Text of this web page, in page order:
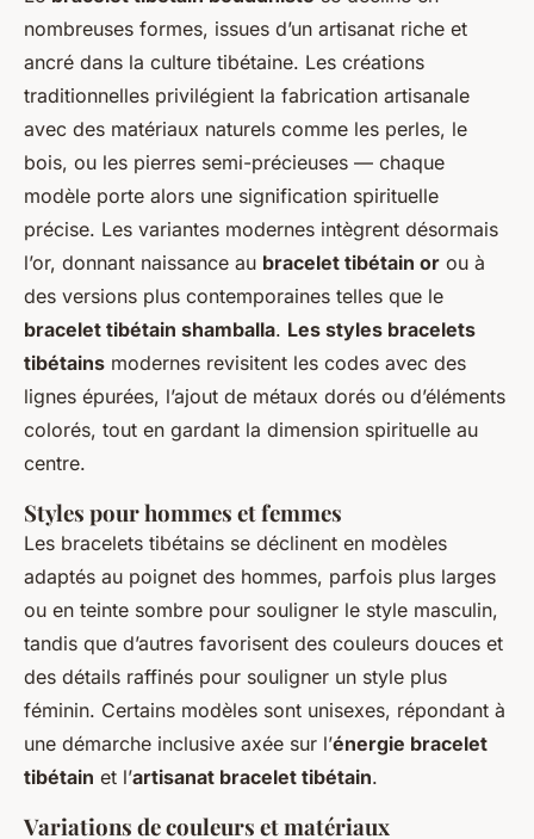
nombreuses formes, issues d’un artisanat riche et
ancré dans la culture tibétaine. Les créations
traditionnelles privilégient la fabrication artisanale
avec des matériaux naturels comme les perles, le
bois, ou les pierres semi-précieuses — chaque
modèle porte alors une signification spirituelle
précise. Les variantes modernes intègrent désormais
l’or, donnant naissance au bracelet tibétain or ou à
des versions plus contemporaines telles que le
bracelet tibétain shamballa. Les styles bracelets
tibétains modernes revisitent les codes avec des
lignes épurées, l’ajout de métaux dorés ou d’éléments
colorés, tout en gardant la dimension spirituelle au
centre.
Styles pour hommes et femmes
Les bracelets tibétains se déclinent en modèles
adaptés au poignet des hommes, parfois plus larges
ou en teinte sombre pour souligner le style masculin,
tandis que d’autres favorisent des couleurs douces et
des détails raffinés pour souligner un style plus
féminin. Certains modèles sont unisexes, répondant à
une démarche inclusive axée sur l’énergie bracelet
tibétain et l’artisanat bracelet tibétain.
Variations de couleurs et matériaux